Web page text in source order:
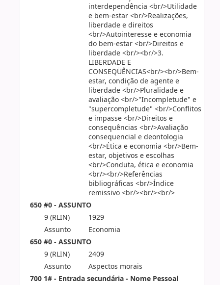
interdependência <br/>Utilidade
e bem-estar <br/>Realizações,
liberdade e direitos
<br/>Autointeresse e economia
do bem-estar <br/>Direitos e
liberdade <br/><br/>3.
LIBERDADE E
CONSEQÜÊNCIAS<br/><br/>Bem-
estar, condição de agente e
liberdade <br/>Pluralidade e
avaliação <br/>"Incompletude" e
"supercompletude" <br/>Conflitos
e impasse <br/>Direitos e
consequências <br/>Avaliação
consequencial e deontologia
<br/>Ética e economia <br/>Bem-
estar, objetivos e escolhas
<br/>Conduta, ética e economia
<br/><br/>Referências
bibliográficas <br/>Índice
remissivo <br/><br/><br/>
650 #0 - ASSUNTO
9 (RLIN)
1929
Assunto
Economia
650 #0 - ASSUNTO
9 (RLIN)
2409
Assunto
Aspectos morais
700 1# - Entrada secundária - Nome Pessoal